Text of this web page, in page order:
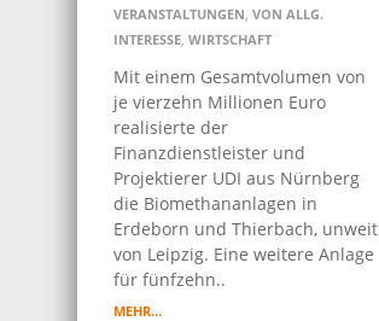
VERANSTALTUNGEN, VON ALLG.
INTERESSE, WIRTSCHAFT
Mit einem Gesamtvolumen von
je vierzehn Millionen Euro
realisierte der
Finanzdienstleister und
Projektierer UDI aus Nürnberg
die Biomethananlagen in
Erdeborn und Thierbach, unweit
von Leipzig. Eine weitere Anlage
für fünfzehn..
MEHR…